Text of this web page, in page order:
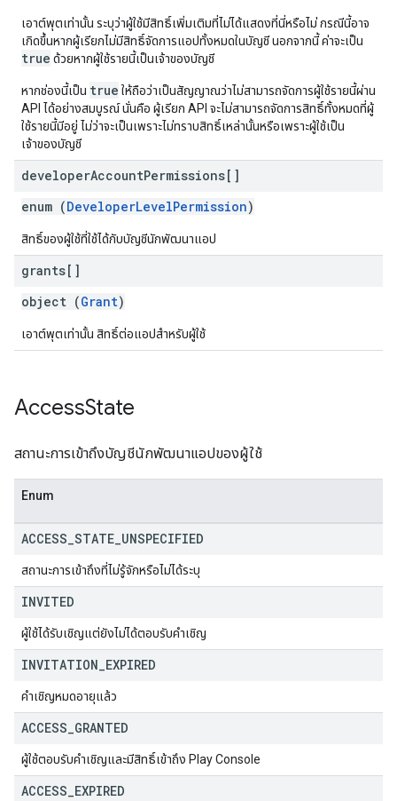
เอาต์พุตเท่านั้น ระบุว่าผู้ใช้มีสิทธิ์เพิ่มเติมที่ไม่ได้แสดงที่นี่หรือไม่ กรณีนี้อาจ
เกิดขึ้นหากผู้เรียกไม่มีสิทธิ์จัดการแอปทั้งหมดในบัญชี นอกจากนี้ ค่าจะเป็น
true ด้วยหากผู้ใช้รายนี้เป็นเจ้าของบัญชี
หากช่องนี้เป็น true ให้ถือว่าเป็นสัญญาณว่าไม่สามารถจัดการผู้ใช้รายนี้ผ่าน
API ได้อย่างสมบูรณ์ นั่นคือ ผู้เรียก API จะไม่สามารถจัดการสิทธิ์ทั้งหมดที่ผู้
ใช้รายนี้มีอยู่ ไม่ว่าจะเป็นเพราะไม่ทราบสิทธิ์เหล่านั้นหรือเพราะผู้ใช้เป็น
เจ้าของบัญชี
developerAccountPermissions[]
enum (DeveloperLevelPermission)
สิทธิ์ของผู้ใช้ที่ใช้ได้กับบัญชีนักพัฒนาแอป
grants[]
object (Grant)
เอาต์พุตเท่านั้น สิทธิ์ต่อแอปสำหรับผู้ใช้
AccessState
สถานะการเข้าถึงบัญชีนักพัฒนาแอปของผู้ใช้
Enum
ACCESS STATE UNSPECIFIED
สถานะการเข้าถึงที่ไม่รู้จักหรือไม่ได้ระบุ
INVITED
ผู้ใช้ได้รับเชิญแต่ยังไม่ได้ตอบรับคำเชิญ
INVITATION EXPIRED
คำเชิญหมดอายุแล้ว
ACCESS GRANTED
ผู้ใช้ตอบรับคำเชิญและมีสิทธิ์เข้าถึง Play Console
ACCESS EXPIRED